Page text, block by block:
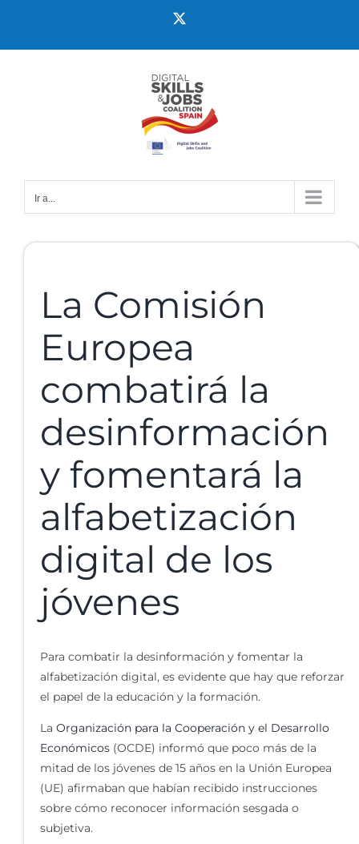
Ir a...
La Comisión
Europea
combatirá la
desinformación
y fomentará la
alfabetización
digital de los
jóvenes
Para combatir la desinformación y fomentar la
alfabetización digital, es evidente que hay que reforzar
el papel de la educación y la formación.
La Organización para la Cooperación y el Desarrollo
Económicos (OCDE) informó que poco más de la
mitad de los jóvenes de 15 años en la Unión Europea
(UE) afirmaban que habían recibido instrucciones
sobre cómo reconocer información sesgada o
subjetiva.